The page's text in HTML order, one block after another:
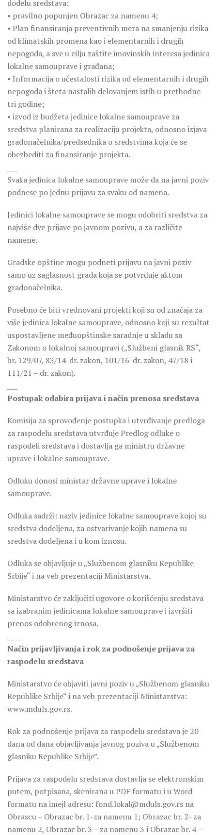
dodelu sredstava:
• pravilno popunjen Obrazac za namenu 4;
• Plan finansiranja preventivnih mera na smanjenju rizika
od klimatskih promena kao i elementarnih i drugih
nepogoda, a sve u cilju zaštite imovinskih interesa jedinica
lokalne samouprave i građana;
• Informacija o učestalosti rizika od elementarnih i drugih
nepogoda i šteta nastalih delovanjem istih u prethodne
tri godine;
• izvod iz budžeta jedinice lokalne samouprave za
sredstva planirana za realizaciju projekta, odnosno izjava
gradonačelnika/predsednika o sredstvima koja će se
obezbediti za finansiranje projekta.
Svaka jedinica lokalne samouprave može da na javni poziv
podnese po jednu prijavu za svaku od namena.
Jedinici lokalne samouprave se mogu odobriti sredstva za
najviše dve prijave po javnom pozivu, a za različite
namene.
Gradske opštine mogu podneti prijavu na javni poziv
samo uz saglasnost grada koja se potvrđuje aktom
gradonačelnika.
Posebno će biti vrednovani projekti koji su od značaja za
više jedinica lokalne samouprave, odnosno koji su rezultat
uspostavljene međuopštinske saradnje u skladu sa
Zakonom o lokalnoj samoupravi („Službeni glasnik RS“,
br. 129/07, 83/14-dr. zakon, 101/16-dr. zakon, 47/18 i
111/21 – dr. zakon).
Postupak odabira prijava i način prenosa sredstava
Komisija za sprovođenje postupka i utvrđivanje predloga
za raspodelu sredstava utvrđuje Predlog odluke o
raspodeli sredstava i dostavlja ga ministru državne
uprave i lokalne samouprave.
Odluku donosi ministar državne uprave i lokalne
samouprave.
Odluka sadrži: naziv jedinice lokalne samouprave kojoj su
sredstva dodeljena, za ostvarivanje kojih namena su
sredstva dodeljena i u kom iznosu.
Odluka se objavljuje u „Službenom glasniku Republike
Srbije“ i na veb prezentaciji Ministarstva.
Ministarstvo će zaključiti ugovore o korišćenju sredstava
sa izabranim jedinicama lokalne samouprave i izvršiti
prenos odobrenog iznosa.
Način prijavljivanja i rok za podnošenje prijava za
raspodelu sredstava
Ministarstvo će objaviti javni poziv u „Službenom glasniku
Republike Srbije“ i na veb prezentaciji Ministarstva:
www.mduls.gov.rs.
Rok za podnošenje prijava za raspodelu sredstava je 20
dana od dana objavljivanja javnog poziva u „Službenom
glasniku Republike Srbije”.
Prijava za raspodelu sredstava dostavlja se elektronskim
putem, potpisana, skenirana u PDF formatu i u Word
formatu na imejl adresu: fond.lokal@mduls.gov.rs na
Obrascu – Obrazac br. 1-za namenu 1; Obrazac br. 2- za
namenu 2, Obrazac br. 3 – za namenu 3 i Obrazac br. 4 –